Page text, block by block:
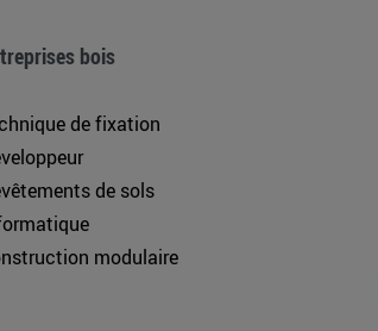
bois
de fixation
de sols
modulaire